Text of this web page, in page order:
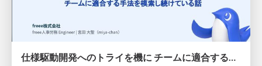
仕様駆動開発へのトライを機に チームに適合する手法を模索し続けている話